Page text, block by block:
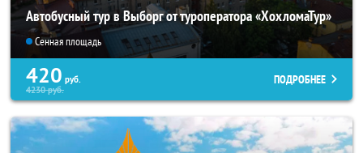
Автобусный тур в Выборг от туроператора «ХохломаТур»
Сенная площадь
420 руб.
4230руб.
ПОДРОБНЕЕ